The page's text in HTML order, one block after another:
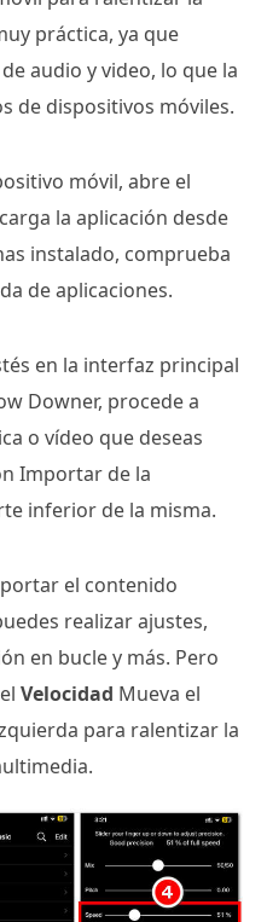
práctica, ya que
audio y video, lo que la
de dispositivos móviles.
móvil, abre el
la aplicación desde
instalado, comprueba
de aplicaciones.
en la interfaz principal
Downer, procede a
o vídeo que deseas
Importar de la
inferior de la misma.
el contenido
realizar ajustes,
en bucle y más. Pero
Velocidad Mueva el
para ralentizar la